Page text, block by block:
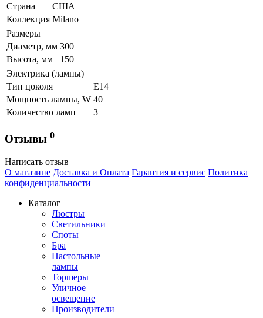
Страна
США
Коллекция Milano
Размеры
Диаметр, мм 300
Высота, мм
150
Электрика (лампы)
Тип цоколя
Е14
Мощность лампы, W 40
Количество ламп
3
Отзывы 0
Написать отзыв
О магазине Доставка и Оплата Гарантия и сервис Политика
конфиденциальности
Каталог
Люстры
Светильники
Споты
Бра
Настольные
лампы
Торшеры
Уличное
освещение
Производители